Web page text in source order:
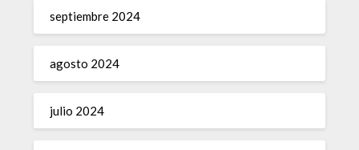
septiembre 2024
agosto 2024
julio 2024